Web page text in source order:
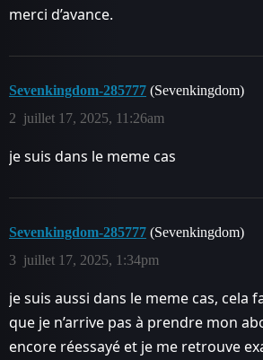
merci d’avance.
Sevenkingdom-285777 (Sevenkingdom)
juillet 17, 2025, 11:26am
2
je suis dans le meme cas
Sevenkingdom-285777 (Sevenkingdom)
juillet 17, 2025, 1:34pm
3
je suis aussi dans le meme cas, cela
que je n’arrive pas à prendre mon
encore réessayé et je me retrouve